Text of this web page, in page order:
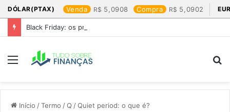
DÓLAR(PTAX) Venda 5,0908 Compra 5,0902
Black Friday: os produtos que mais valem a pena
Menu
Início /Termo /Q /Quiet period: o que é?